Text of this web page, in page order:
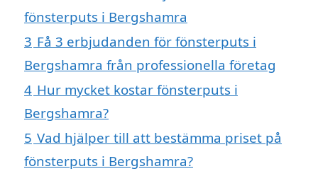
fönsterputs i Bergshamra
3 Få 3 erbjudanden för fönsterputs i
Bergshamra från professionella företag
4 Hur mycket kostar fönsterputs i
Bergshamra?
5 Vad hjälper till att bestämma priset på
fönsterputs i Bergshamra?